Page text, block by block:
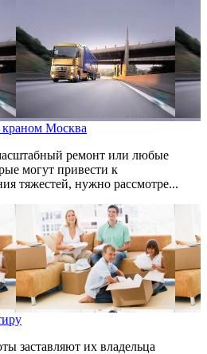
краном Москва
ремонт или любые
могут привести к
тяжестей, нужно рассмотре...
заставляют их владельца